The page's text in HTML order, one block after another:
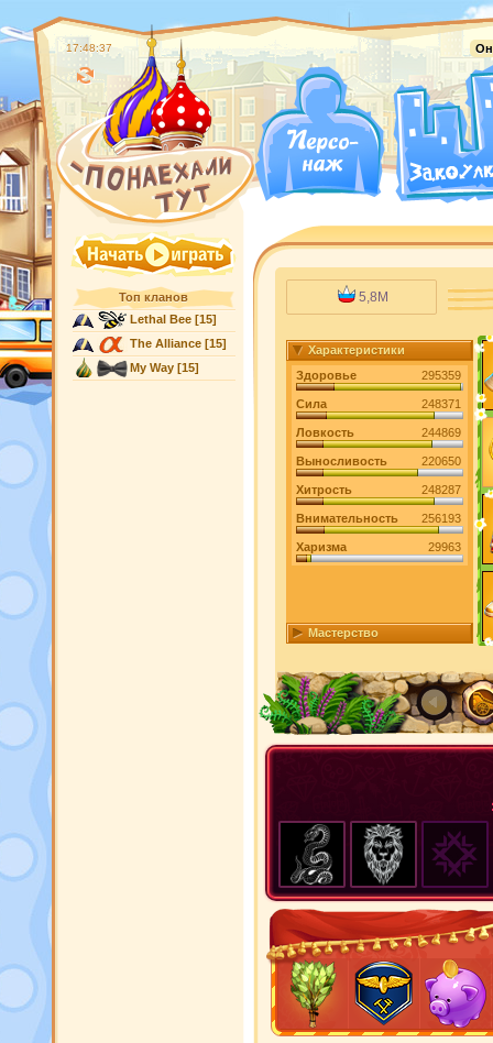
17:48:38
Топ кланов
Lethal Bee[15]
The Alliance[15]
My Way[15]
5,8M
Характеристики
Здоровье
295359
Сила 248371
Ловкость 244869
Выносливость 220650
Хитрость 248287
Внимательность 256193
Харизма 29963
Мастерство